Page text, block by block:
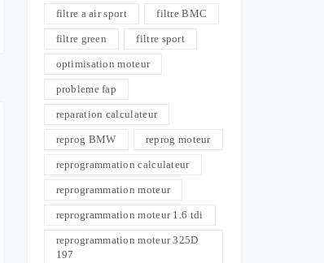
filtre a air sport filtre BMC
filtre green filtre sport
optimisation moteur
probleme fap
reparation calculateur
reprog BMW reprog moteur
reprogrammation calculateur
reprogrammation moteur
reprogrammation moteur 1.6 tdi
reprogrammation moteur 325D
197